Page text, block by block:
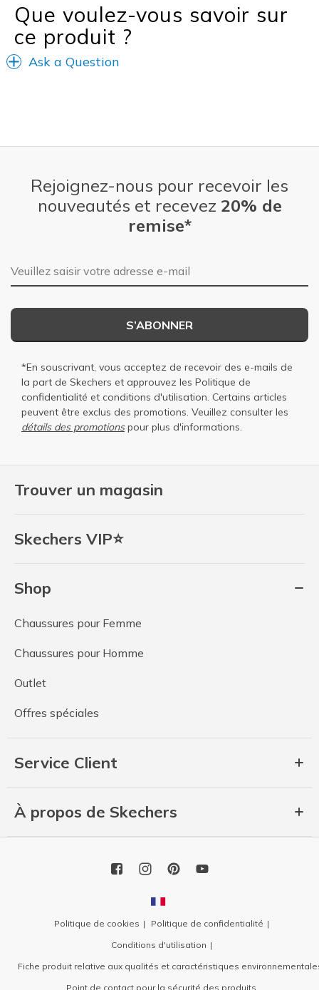
Que voulez-vous savoir sur
ce produit ?
Ask a Question
Trouver un magasin
Skechers VIP⭐
Shop
Chaussures pour Femme
Chaussures pour Homme
Outlet
Offres spéciales
Service Client
À propos de Skechers
Rejoignez-nous pour recevoir les
nouveautés et recevez 20% de
remise*
Adresse e-mail
S’ABONNER
*En souscrivant, vous acceptez de recevoir des e-mails de
la part de Skechers et approuvez les Politique de
confidentialité et conditions d'utilisation. Certains articles
peuvent être exclus des promotions. Veuillez consulter les
détails des promotionspour plus d'informations.
Politique de cookies
Politique de confidentialité
Conditions d'utilisation
Fiche produit relative aux qualités et caractéristiques
Point de contact pour la sécurité des produits